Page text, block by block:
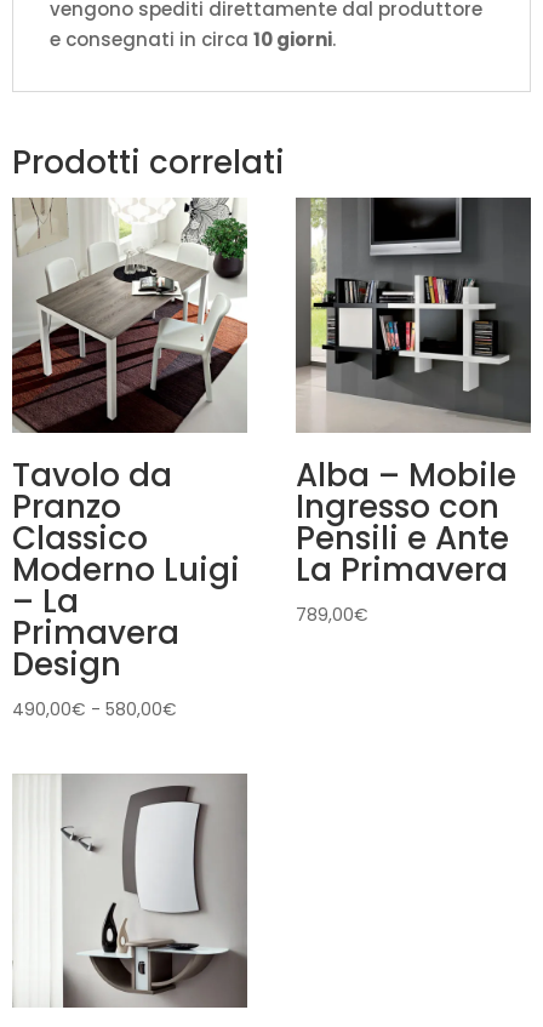
vengono spediti direttamente dal produttore
e consegnati in circa 10 giorni.
Prodotti correlati
Tavolo da
Pranzo
Classico
Moderno Luigi
– La
Primavera
Design
490,00€ - 580,00€
da
490,00€
580,00€
Alba – Mobile
Ingresso con
Pensili e Ante
La Primavera
789,00€